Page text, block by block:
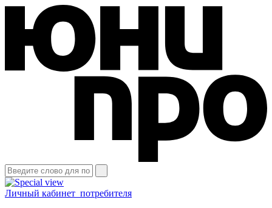
Личный кабинет потребителя